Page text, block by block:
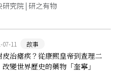
研究院 | 研之有物
07-11 故事
皮治瘧疾？從康熙皇帝到查理二
改變世界歷史的藥物「奎寧」